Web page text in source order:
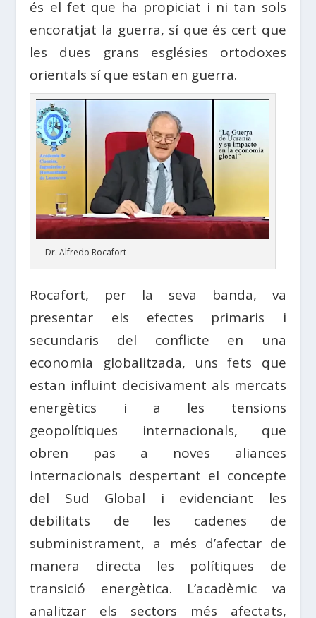
és el fet que ha propiciat i ni tan sols
encoratjat la guerra, sí que és cert que
les dues grans esglésies ortodoxes
orientals sí que estan en guerra.
Dr. Alfredo Rocafort
Rocafort, per la seva banda, va
presentar els efectes primaris i
secundaris del conflicte en una
economia globalitzada, uns fets que
estan influint decisivament als mercats
energètics i a les tensions
geopolítiques internacionals, que
obren pas a noves aliances
internacionals despertant el concepte
del Sud Global i evidenciant les
debilitats de les cadenes de
subministrament, a més d’afectar de
manera directa les polítiques de
transició energètica. L’acadèmic va
analitzar els sectors més afectats,